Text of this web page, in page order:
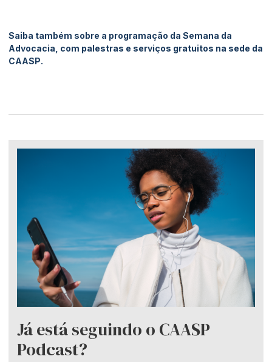
Saiba também sobre a programação da Semana da
Advocacia, com palestras e serviços gratuitos na sede da
CAASP.
Já está seguindo o CAASP
Podcast?